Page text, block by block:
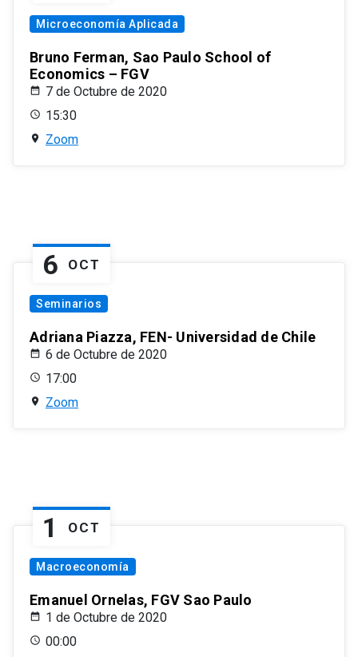
Microeconomía Aplicada
Bruno Ferman, Sao Paulo School of
Economics – FGV
7 de Octubre de 2020
15:30
Zoom
6 OCT
Seminarios
Adriana Piazza, FEN- Universidad de Chile
6 de Octubre de 2020
17:00
Zoom
1 OCT
Macroeconomía
Emanuel Ornelas, FGV Sao Paulo
1 de Octubre de 2020
00:00